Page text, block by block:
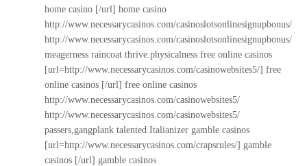
home casino [/url] home casino
http://www.necessarycasinos.com/casinoslotsonlinesignupbonus/
http://www.necessarycasinos.com/casinoslotsonlinesignupbonus/
meagerness raincoat thrive.physicalness free online casinos
[url=http://www.necessarycasinos.com/casinowebsites5/] free
online casinos [/url] free online casinos
http://www.necessarycasinos.com/casinowebsites5/
http://www.necessarycasinos.com/casinowebsites5/
passers,gangplank talented Italianizer gamble casinos
[url=http://www.necessarycasinos.com/crapsrules/] gamble
casinos [/url] gamble casinos